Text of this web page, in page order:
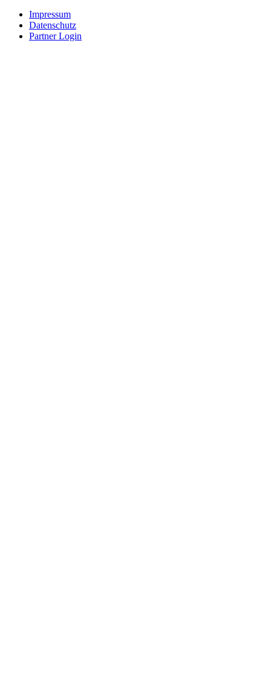
Impressum
Datenschutz
Partner Login